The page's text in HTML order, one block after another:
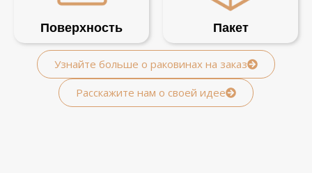
Поверхность Пакет
Узнайте больше о раковинах на заказ
Расскажите нам о своей идее